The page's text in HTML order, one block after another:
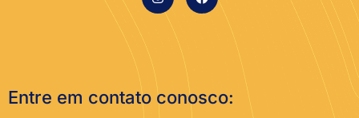
Entre em contato conosco: